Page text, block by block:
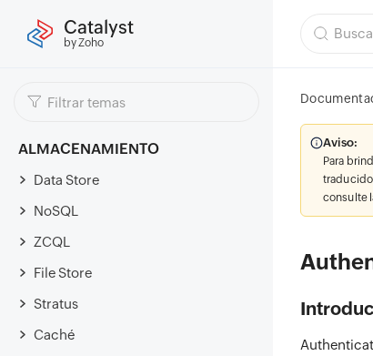
Catalyst
by Zoho
ALMACENAMIENTO
Data Store
NoSQL
ZCQL
File Store
Stratus
Caché
Aviso:
Para
traducido
consulte